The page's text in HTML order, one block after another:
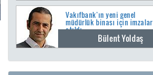
Vakıfbank'ın yeni genel
müdürlük binası için imzalar
atıldı
Bülent Yoldaş